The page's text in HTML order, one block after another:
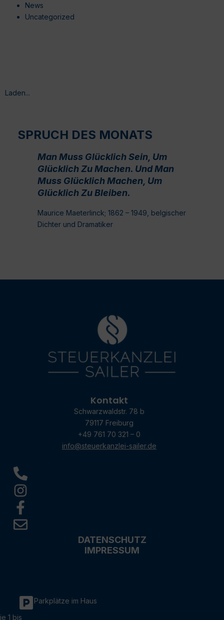
News
Uncategorized
Laden...
SPRUCH DES MONATS
Man Muss Glücklich Sein, Um
Glücklich Zu Machen. Und Man
Muss Glücklich Machen, Um
Glücklich Zu Bleiben.
Maurice Maeterlinck; 1862 – 1949, belgischer
Dichter und Dramatiker
Kontakt
Schwarzwaldstr. 78 b
79117 Freiburg
+49 761 70 321 – 0
info@steuerkanzlei-sailer.de
DATENSCHUTZ
IMPRESSUM
Parkplätze im Haus
1 bis